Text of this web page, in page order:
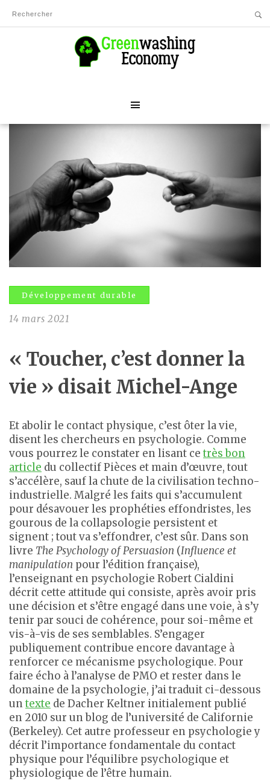
Développement durable
14 mars 2021
« Toucher, c’est donner la
vie » disait Michel-Ange
Et abolir le contact physique, c’est ôter la vie,
disent les chercheurs en psychologie. Comme
vous pourrez le constater en lisant cetrès bon
article du collectif Pièces et main d’œuvre, tout
s’accélère, sauf la chute de la civilisation techno-
industrielle. Malgré les faits qui s’accumulent
pour désavouer les prophéties effondristes, les
gourous de la collapsologie persistent et
signent ; tout va s’effondrer, c’est sûr. Dans son
livre The Psychology of Persuasion (Influence et
manipulation pour l’édition française),
l’enseignant en psychologie Robert Cialdini
décrit cette attitude qui consiste, après avoir pris
une décision et s’être engagé dans une voie, à s’y
tenir par souci de cohérence, pour soi-même et
vis-à-vis de ses semblables. S’engager
publiquement contribue encore davantage à
renforcer ce mécanisme psychologique. Pour
faire écho à l’analyse de PMO et rester dans le
domaine de la psychologie, j’ai traduit ci-dessous
untexte de Dacher Keltner initialement publié
en 2010 sur un blog de l’université de Californie
(Berkeley). Cet autre professeur en psychologie y
décrit l’importance fondamentale du contact
physique pour l’équilibre psychologique et
physiologique de l’être humain.